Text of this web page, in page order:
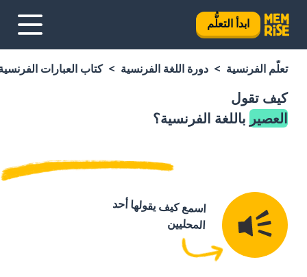
ابدأ التعلُّم
تعلَّم الفرنسية دورة اللغة الفرنسية كتاب العبارات
كيف تقول
العصير باللغة الفرنسية؟
اسمع كيف يقولها أحد
المحليين